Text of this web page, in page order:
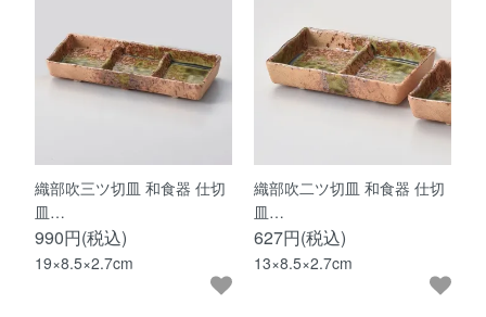
織部吹三ツ切皿 和食器 仕切
皿…
990円(税込)
19×8.5×2.7cm
織部吹二ツ切皿 和食器 仕切
皿…
627円(税込)
13×8.5×2.7cm